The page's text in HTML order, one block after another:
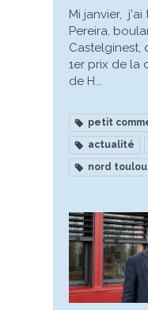
Mi janvier,
Pereira,
Castelginest,
1er prix de la
de H...
petit
actualité
nord